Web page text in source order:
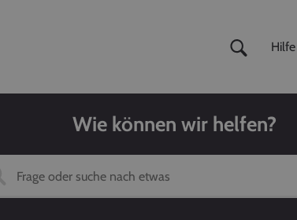
Hilfe
Wie können wir helfen?